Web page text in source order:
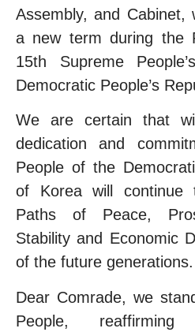
Assembly, and Cabinet,
a new term during the
15th Supreme
Democratic People’s
We are certain that
dedication and
People of the
of Korea will continue
Paths of Peace,
Stability and Economic
of the future generations.
Dear Comrade, we
People,